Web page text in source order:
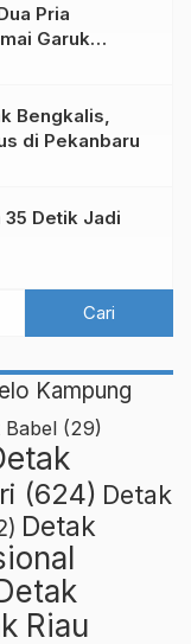
Pria
Garuk
Bengkalis,
di Pekanbaru
Detik Jadi
Kampung
Babel (29)
(624) Detak
Detak
Riau